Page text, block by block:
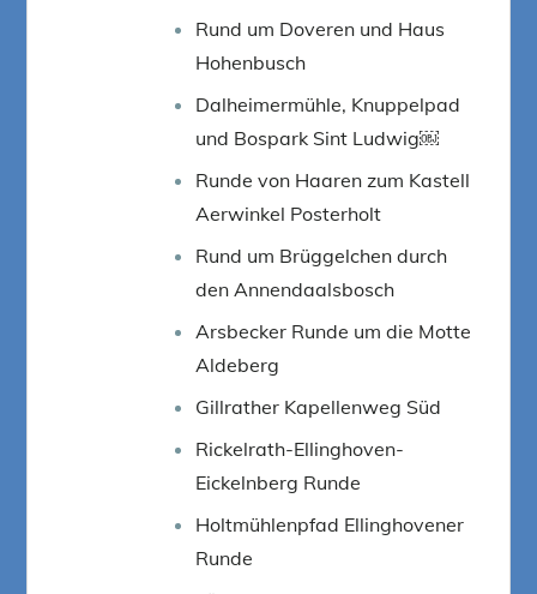
Rund um Doveren und Haus
Hohenbusch
Dalheimermühle, Knuppelpad
und Bospark Sint Ludwig￼
Runde von Haaren zum Kastell
Aerwinkel Posterholt
Rund um Brüggelchen durch
den Annendaalsbosch
Arsbecker Runde um die Motte
Aldeberg
Gillrather Kapellenweg Süd
Rickelrath-Ellinghoven-
Eickelnberg Runde
Holtmühlenpfad Ellinghovener
Runde